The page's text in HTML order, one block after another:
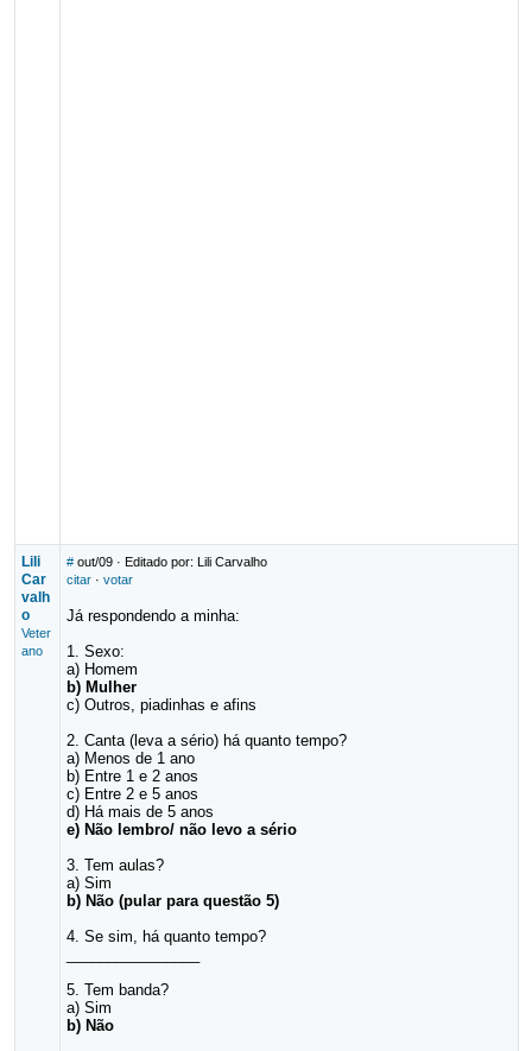
Lili
Car
valh
o
Veter
ano
# out/09· Editado por: Lili Carvalho
citar· votar
Já respondendo a minha:
1. Sexo:
a) Homem
b) Mulher
c) Outros, piadinhas e afins
2. Canta (leva a sério) há quanto tempo?
a) Menos de 1 ano
b) Entre 1 e 2 anos
c) Entre 2 e 5 anos
d) Há mais de 5 anos
e) Não lembro/ não levo a sério
3. Tem aulas?
a) Sim
b) Não (pular para questão 5)
4. Se sim, há quanto tempo?
5. Tem banda?
a) Sim
b) Não